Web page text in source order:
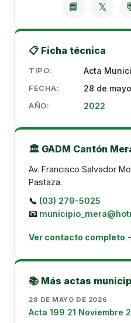
📘 𝕏
📋 Ficha técnica
TIPO: Acta
FECHA: 28 de
AÑO: 2022
🏛️ GADM Cantón
Av. Francisco Salvador
Pastaza.
📞 (03) 279-5025
📧
Ver contacto completo
📚 Más actas
28 DE MAYO DE 2026
Acta 199 21 Noviembre